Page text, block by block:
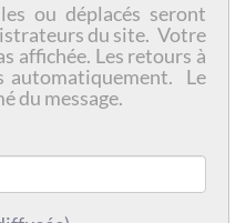
ou déplacés seront
du site. Votre
affichée. Les retours à
automatiquement. Le
du message.